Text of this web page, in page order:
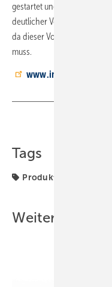
gestartet und das Ventil in
deutlicher Vorteil gegenüber
da dieser Vorgang hier
muss.
www.imi-hydronic.de
Tags
Produkte
Weitere Inhalte